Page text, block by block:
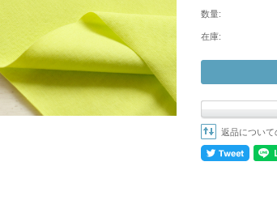
数量:
在庫:
返品につい